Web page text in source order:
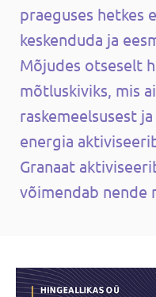
praeguses hetkes
keskenduda ja
Mõjudes otseselt
mõtluskiviks, mis
raskemeelsusest
energia
Granaat
võimendab nende